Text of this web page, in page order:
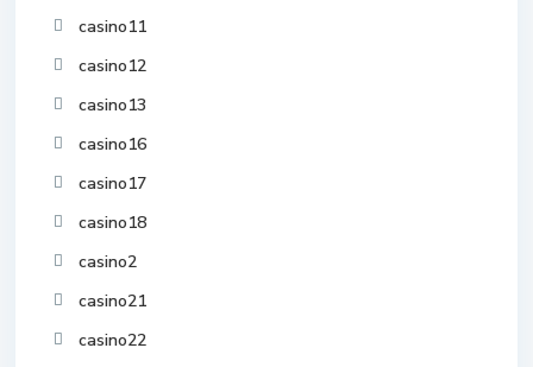
casino11
casino12
casino13
casino16
casino17
casino18
casino2
casino21
casino22